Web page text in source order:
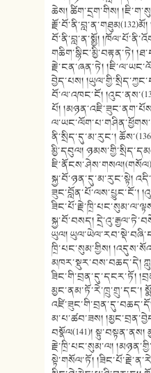
ཆེས། ཚིག་དྲག་གིས།
བོ་ནི་བླ་ན་སྨྱོ།
གཆིག་སྙིང་མྱི་བརྟན་ཏེ།
རྗེ་ངན་ཞན་ཏེ།
བྱེད་པས།
བོ་ལ་འཁང་ངོ།
པོ།
ནི་སྲིད་དུ་མ་རུང་།
མྱི་དབུལ།
སྐྱ་བོ་ཉན་དུ་མ་རུང་སྟེ།
ཟུང་བློན་པོ་ལས་པྱུང་ངོ་།
སྐྱ་བོ་བསད།
ཡུལ།
ཁྲི་པང་སུམ་གྱིས།
མཁར་སྡུར་བས་བཆད་དེ།
ཟིང་གི་བྲན་དུ་དངར་ཏོ།
མྱང་ནམ་ཏོ་རེ་ཁྲུ་གྲུ་དང་།
མ་པ་ཚབ་ཟས།
བསྣོལ(141)། སྟུ་བསྟན་ནས།
རྗེ་ཁྲི་པང་སུམ་ལ།
སྟེ་གསོལ་ཏོ།